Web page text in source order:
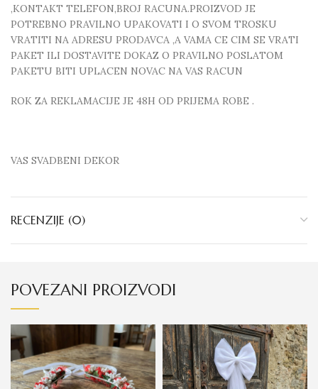
,KONTAKT TELEFON,BROJ RACUNA.PROIZVOD JE
POTREBNO PRAVILNO UPAKOVATI I O SVOM TROSKU
VRATITI NA ADRESU PRODAVCA ,A VAMA CE CIM SE VRATI
PAKET ILI DOSTAVITE DOKAZ O PRAVILNO POSLATOM
PAKETU BITI UPLACEN NOVAC NA VAS RACUN
ROK ZA REKLAMACIJE JE 48H OD PRIJEMA ROBE .
VAS SVADBENI DEKOR
RECENZIJE (0)
POVEZANI PROIZVODI